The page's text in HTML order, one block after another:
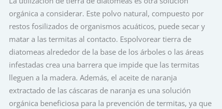
orgánica a considerar. Este polvo natural, compuesto por
restos fosilizados de organismos acuáticos, puede secar y
matar a las termitas al contacto. Espolvorear tierra de
diatomeas alrededor de la base de los árboles o las áreas
infestadas crea una barrera que impide que las termitas
lleguen a la madera. Además, el aceite de naranja
extractado de las cáscaras de naranja es una solución
orgánica beneficiosa para la prevención de termitas, ya que